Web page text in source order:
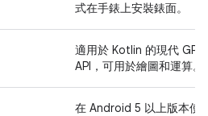
式在手錶上安裝錶面。
適用於 Kotlin 的現代 GPU
API，可用於繪圖和運算。
在 Android 5 以上版本使